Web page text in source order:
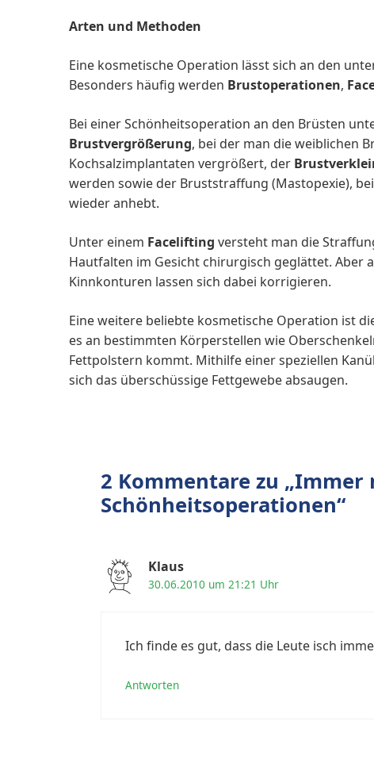
Arten und Methoden
Eine kosmetische Operation lässt sich an den
Besonders häufig werden Brustoperationen,
Bei einer Schönheitsoperation an den Brüsten
Brustvergrößerung, bei der man die weiblichen
Kochsalzimplantaten vergrößert, der
werden sowie der Bruststraffung (Mastopexie),
wieder anhebt.
Unter einem Facelifting versteht man die
Hautfalten im Gesicht chirurgisch geglättet. Aber
Kinnkonturen lassen sich dabei korrigieren.
Eine weitere beliebte kosmetische Operation ist
es an bestimmten Körperstellen wie
Fettpolstern kommt. Mithilfe einer speziellen
sich das überschüssige Fettgewebe absaugen.
2 Kommentare zu „Immer
Schönheitsoperationen“
Klaus
30.06.2010 um 21:21 Uhr
Ich finde es gut, dass die Leute isch
Antworten